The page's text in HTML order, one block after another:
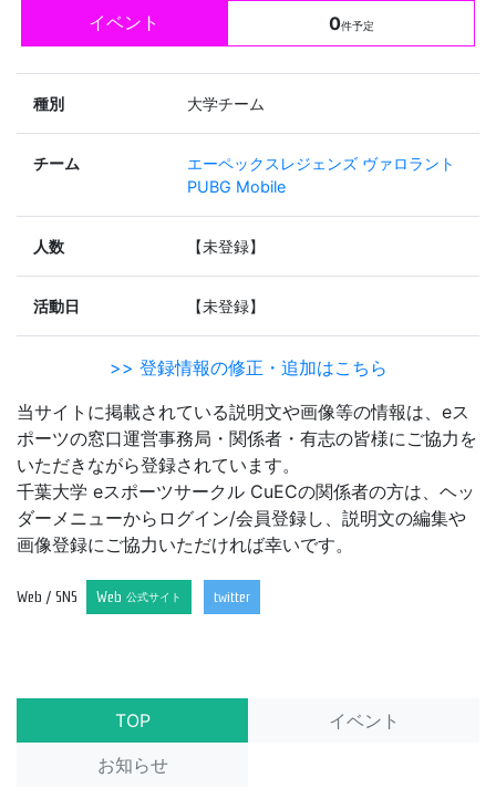
イベント 0件予定
種別 大学チーム
チーム エーペックスレジェンズ ヴァロラント
PUBG Mobile
人数 【未登録】
活動日 【未登録】
>> 登録情報の修正・追加はこちら
当サイトに掲載されている説明文や画像等の情報は、eス
ポーツの窓口運営事務局・関係者・有志の皆様にご協力を
いただきながら登録されています。
千葉大学 eスポーツサークル CuECの関係者の方は、ヘッ
ダーメニューからログイン/会員登録し、説明文の編集や
画像登録にご協力いただければ幸いです。
Web / SNS Web 公式サイト twitter
TOP
イベント
お知らせ